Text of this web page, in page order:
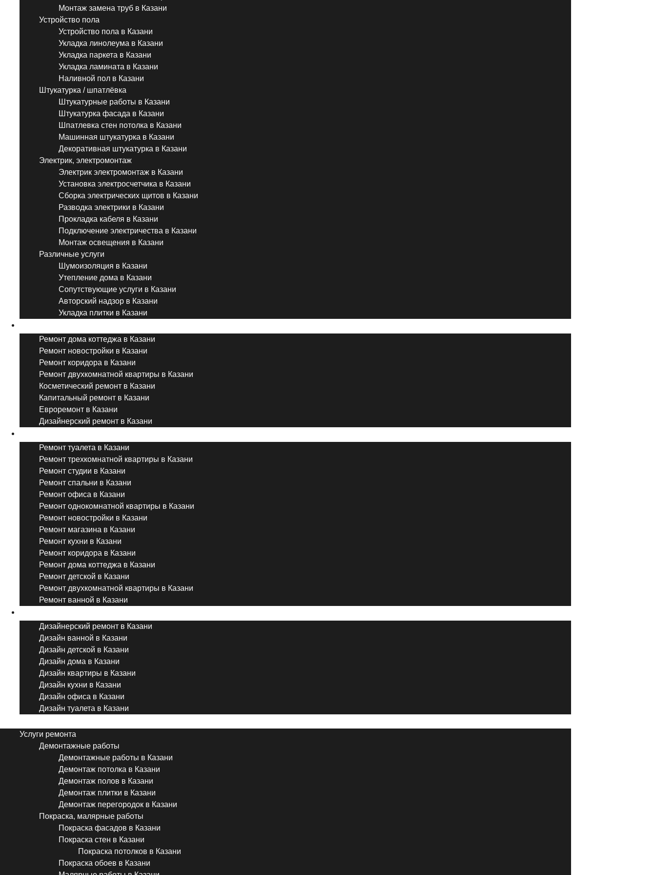
Монтаж замена труб в Казани
Устройство пола
Устройство пола в Казани
Укладка линолеума в Казани
Укладка паркета в Казани
Укладка ламината в Казани
Наливной пол в Казани
Штукатурка / шпатлёвка
Штукатурные работы в Казани
Штукатурка фасада в Казани
Шпатлевка стен потолка в Казани
Машинная штукатурка в Казани
Декоративная штукатурка в Казани
Электрик, электромонтаж
Электрик электромонтаж в Казани
Установка электросчетчика в Казани
Сборка электрических щитов в Казани
Разводка электрики в Казани
Прокладка кабеля в Казани
Подключение электричества в Казани
Монтаж освещения в Казани
Различные услуги
Шумоизоляция в Казани
Утепление дома в Казани
Сопутствующие услуги в Казани
Авторский надзор в Казани
Укладка плитки в Казани
Ремонт дома коттеджа в Казани
Ремонт новостройки в Казани
Ремонт коридора в Казани
Ремонт двухкомнатной квартиры в Казани
Косметический ремонт в Казани
Капитальный ремонт в Казани
Евроремонт в Казани
Дизайнерский ремонт в Казани
Ремонт туалета в Казани
Ремонт трехкомнатной квартиры в Казани
Ремонт студии в Казани
Ремонт спальни в Казани
Ремонт офиса в Казани
Ремонт однокомнатной квартиры в Казани
Ремонт новостройки в Казани
Ремонт магазина в Казани
Ремонт кухни в Казани
Ремонт коридора в Казани
Ремонт дома коттеджа в Казани
Ремонт детской в Казани
Ремонт двухкомнатной квартиры в Казани
Ремонт ванной в Казани
Дизайнерский ремонт в Казани
Дизайн ванной в Казани
Дизайн детской в Казани
Дизайн дома в Казани
Дизайн квартиры в Казани
Дизайн кухни в Казани
Дизайн офиса в Казани
Дизайн туалета в Казани
Услуги ремонта
Демонтажные работы
Демонтажные работы в Казани
Демонтаж потолка в Казани
Демонтаж полов в Казани
Демонтаж плитки в Казани
Демонтаж перегородок в Казани
Покраска, малярные работы
Покраска фасадов в Казани
Покраска стен в Казани
Покраска потолков в Казани
Покраска обоев в Казани